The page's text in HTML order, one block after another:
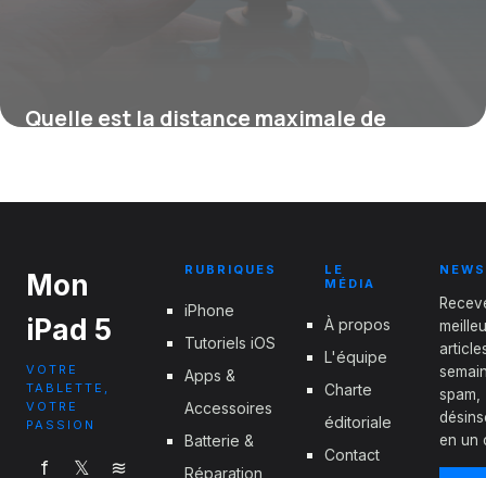
Quelle est la distance maximale de
Mon
iPad 5
VOTRE
TABLETTE,
VOTRE
PASSION
f 𝕏 ≋
RUBRIQUES
iPhone
Tutoriels iOS
Apps &
Accessoires
Batterie &
Réparation
LE
MÉDIA
À propos
L'équipe
Charte
éditoriale
Contact
spam,
en un